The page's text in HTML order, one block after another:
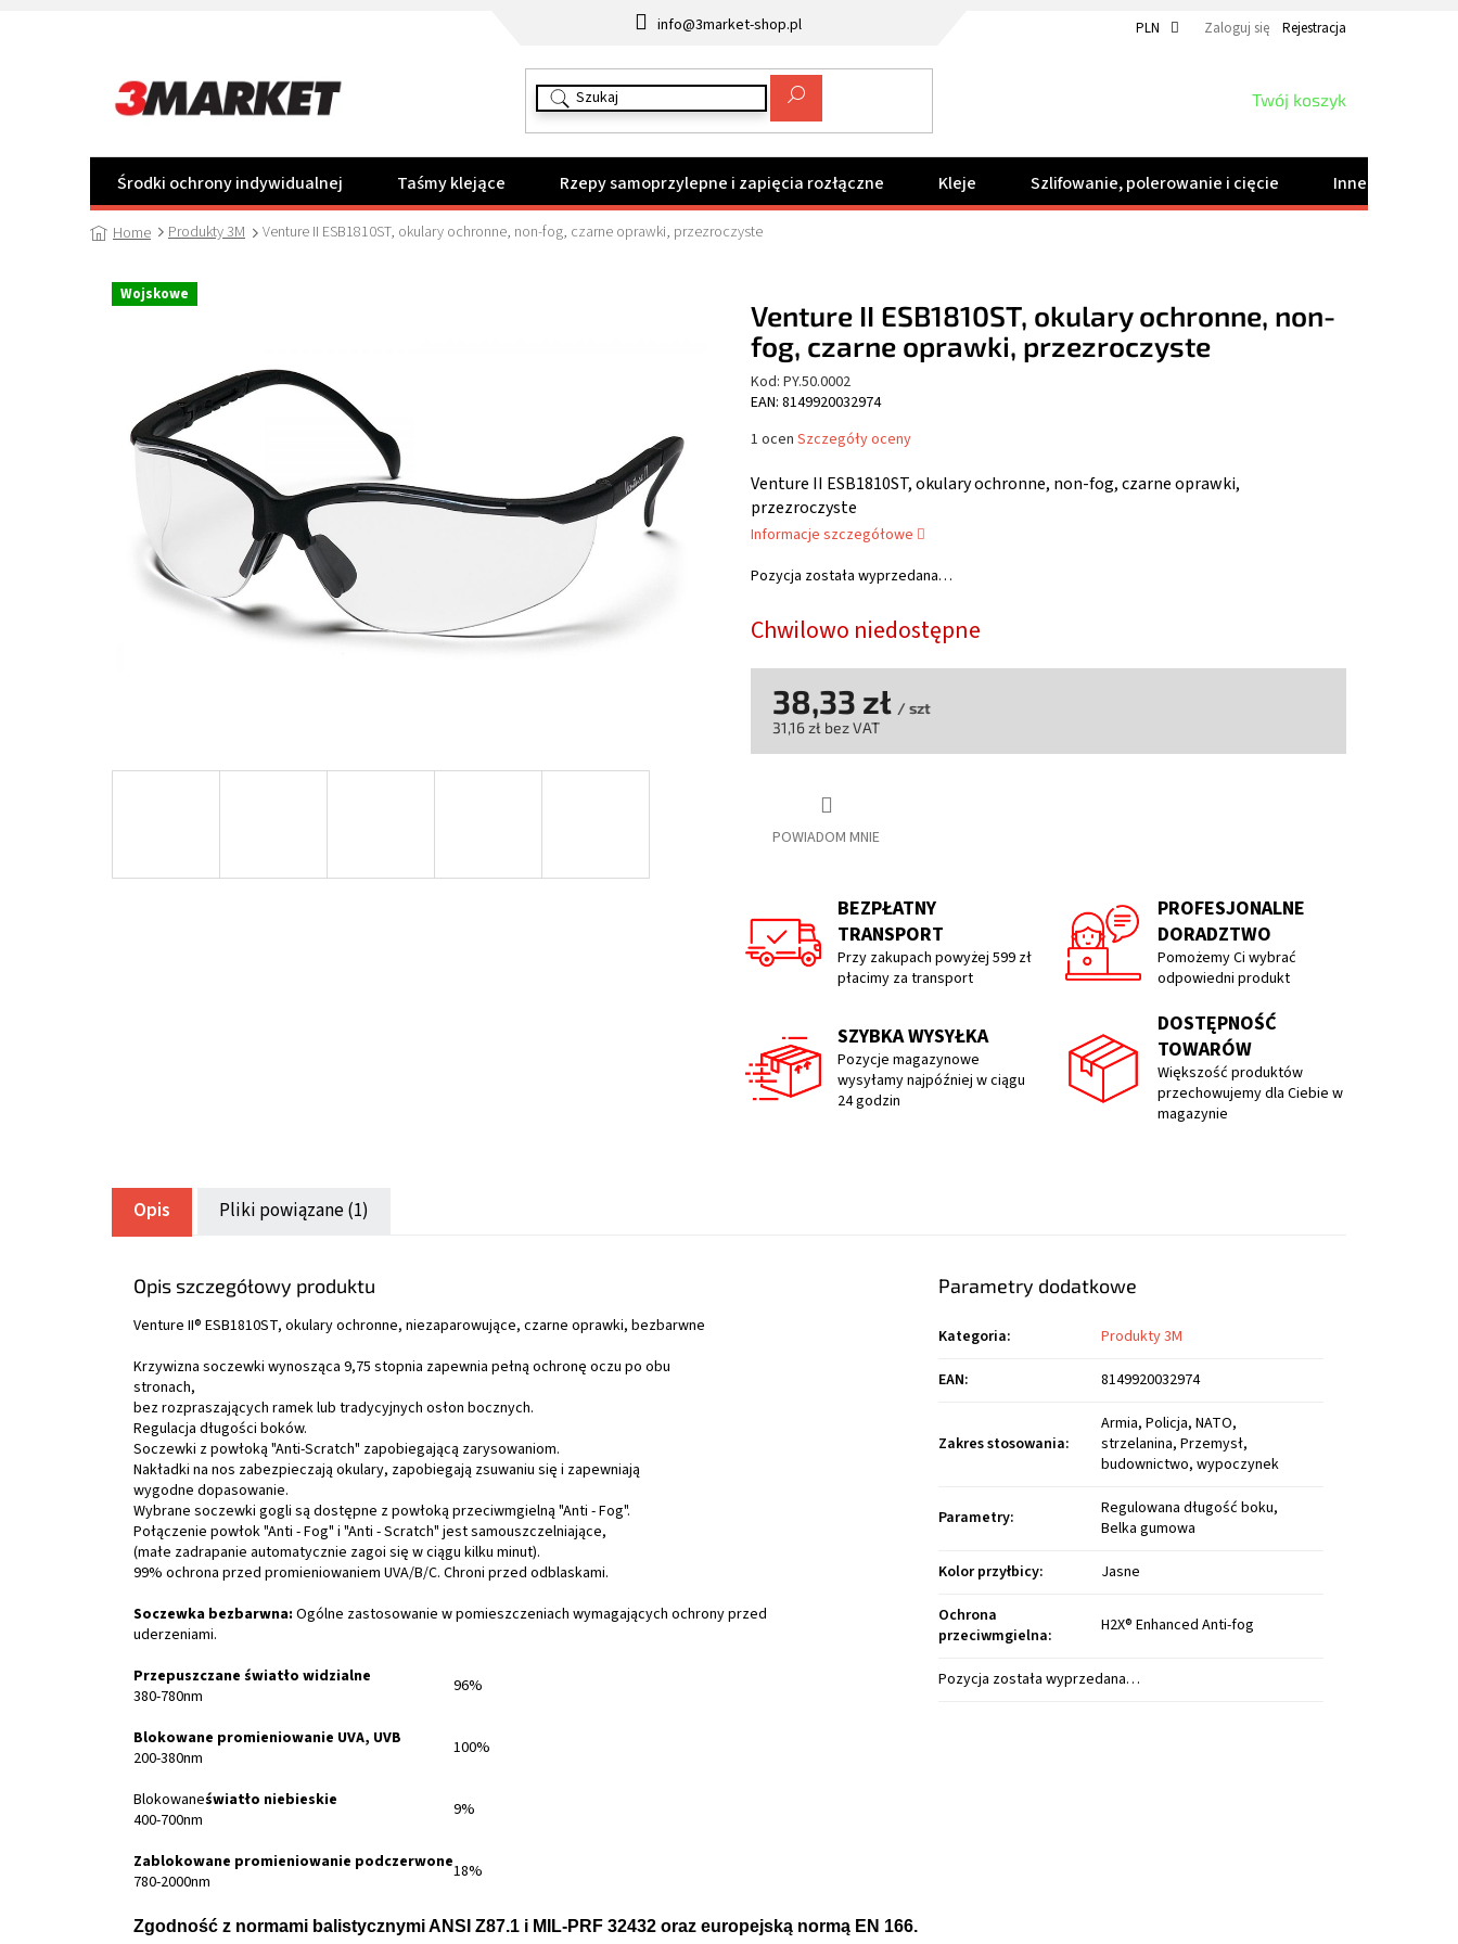
info@3market-shop.pl PLN Zaloguj się Rejestracja
KOSZYK
Twój koszyk
Środki ochrony indywidualnej Taśmy klejące Rzepy samoprzylepne i zapięcia rozłączne Kleje Szlifowanie, polerowanie i cięcie Inne produkty
Home Produkty 3M Venture II ESB1810ST, okulary ochronne, non-fog, czarne oprawki, przezroczyste
Wojskowe
Chwilowo niedostępne
Pozycja została wyprzedana…
Venture II ESB1810ST, okulary ochronne, non-fog, czarne oprawki,
przezroczyste
Informacje szczegółowe
POWIADOM MNIE
38,33 zł / szt
31,16 zł bez VAT
Venture II ESB1810ST, okulary ochronne, non-
fog, czarne oprawki, przezroczyste
Kod: PY.50.0002
EAN: 8149920032974
Średnia
produktu
wynosi
5,0
na
gwiazdek.
1 ocen Szczegóły oceny
BEZPŁATNY
TRANSPORT
Przy zakupach powyżej 599 zł
płacimy za transport
PROFESJONALNE
DORADZTWO
Pomożemy Ci wybrać
odpowiedni produkt
SZYBKA WYSYŁKA
Pozycje magazynowe
wysyłamy najpóźniej w ciągu
24 godzin
DOSTĘPNOŚĆ
TOWARÓW
Większość produktów
przechowujemy dla Ciebie w
magazynie
Opis Pliki powiązane (1)
Opis szczegółowy produktu
Venture II® ESB1810ST, okulary ochronne, niezaparowujące, czarne oprawki, bezbarwne
Krzywizna soczewki wynosząca 9,75 stopnia zapewnia pełną ochronę oczu po obu
stronach,
bez rozpraszających ramek lub tradycyjnych osłon bocznych.
Regulacja długości boków.
Soczewki z powłoką "Anti-Scratch" zapobiegającą zarysowaniom.
Nakładki na nos zabezpieczają okulary, zapobiegają zsuwaniu się i zapewniają
wygodne dopasowanie.
Wybrane soczewki gogli są dostępne z powłoką przeciwmgielną "Anti - Fog".
Połączenie powłok "Anti - Fog" i "Anti - Scratch" jest samouszczelniające,
(małe zadrapanie automatycznie zagoi się w ciągu kilku minut).
99% ochrona przed promieniowaniem UVA/B/C. Chroni przed odblaskami.
Soczewka bezbarwna: Ogólne zastosowanie w pomieszczeniach wymagających ochrony przed
uderzeniami.
Przepuszczane światło widzialne
380-780nm
96%
Blokowane promieniowanie UVA, UVB
200-380nm
100%
Blokowaneświatło niebieskie
400-700nm
9%
Zablokowane promieniowanie podczerwone
780-2000nm
18%
Zgodność z normami balistycznymi ANSI Z87.1 i MIL-PRF 32432 oraz europejską normą EN 166.
Parametry dodatkowe
Kategoria:
Produkty 3M
EAN: 8149920032974
Zakres stosowania:
Armia, Policja, NATO,
strzelanina, Przemysł,
budownictwo, wypoczynek
Parametry:
Regulowana długość boku,
Belka gumowa
Kolor przyłbicy:
Jasne
Ochrona
przeciwmgielna: H2X® Enhanced Anti-fog
Pozycja została wyprzedana…